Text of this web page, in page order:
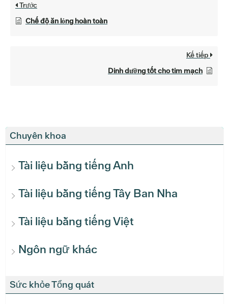
Chuyên khoa
Tài liệu bằng tiếng Anh
Tài liệu bằng tiếng Tây Ban Nha
Tài liệu bằng tiếng Việt
Ngôn ngữ khác
Sức khỏe Tổng quát
Trước
Chế độ ăn lỏng hoàn toàn
Kế tiếp
Dinh dưỡng tốt cho tim mạch